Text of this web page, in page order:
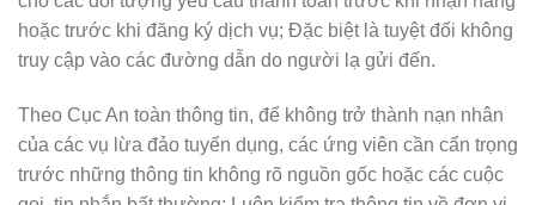
hoặc trước khi đăng ký dịch vụ; Đặc biệt là tuyệt đối không
truy cập vào các đường dẫn do người lạ gửi đến.
Theo Cục An toàn thông tin, để không trở thành nạn nhân
của các vụ lừa đảo tuyển dụng, các ứng viên cần cẩn trọng
trước những thông tin không rõ nguồn gốc hoặc các cuộc